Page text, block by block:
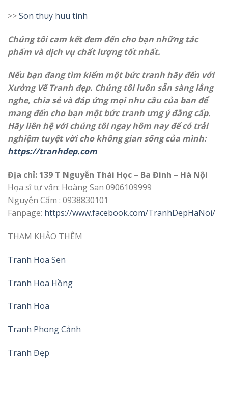
>>Son thuy huu tinh
Chúng tôi cam kết đem đến cho bạn những tác
phẩm và dịch vụ chất lượng tốt nhất.
Nếu bạn đang tìm kiếm một bức tranh hãy đến với
Xưởng Vẽ Tranh đẹp. Chúng tôi luôn sẵn sàng lắng
nghe, chia sẻ và đáp ứng mọi nhu cầu của ban để
mang đến cho bạn một bức tranh ưng ý đẳng cấp.
Hãy liên hệ với chúng tôi ngay hôm nay để có trải
nghiệm tuyệt vời cho không gian sống của mình:
https://tranhdep.com
Địa chỉ: 139 T Nguyễn Thái Học – Ba Đình – Hà Nội
Họa sĩ tư vấn: Hoàng San 0906109999
Nguyễn Cẩm : 0938830101
Fanpage: https://www.facebook.com/TranhDepHaNoi/
THAM KHẢO THÊM
Tranh Hoa Sen
Tranh Hoa Hồng
Tranh Hoa
Tranh Phong Cảnh
Tranh Đẹp